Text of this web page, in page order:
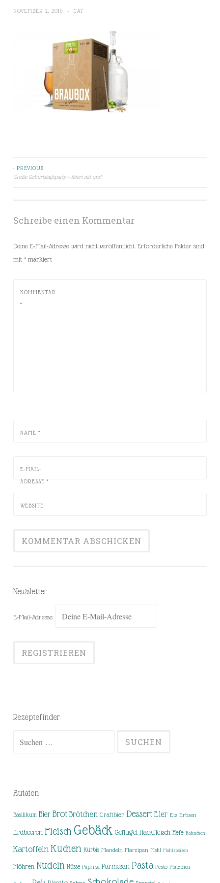
NOVEMBER 2, 2016 ~ CAT
Beitragsnavigation
< PREVIOUS
Große Geburtstagsparty – feiert mit uns!
Schreibe einen Kommentar
Deine E-Mail-Adresse wird nicht veröffentlicht. Erforderliche Felder sind
mit *markiert
KOMMENTAR
*
NAME *
E-MAIL-
ADRESSE *
WEBSITE
Newsletter
E-Mail-Adresse:
Rezeptefinder
Zutaten
Basilikum Bier Brot Brötchen Craftbier Dessert Eier Eis Erbsen
Erdbeeren Fleisch Gebäck Geflügel Hackfleisch Hefe Hähnchen
Kartoffeln Kuchen Kürbis Mandeln Marzipan Mehl Mehlspeisen
Möhren Nudeln Nüsse Paprika Parmesan Pasta Pesto Plätzchen